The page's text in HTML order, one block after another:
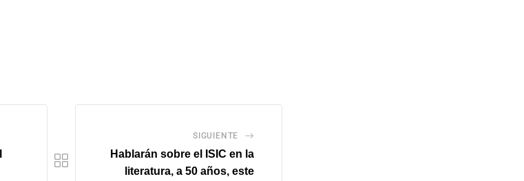
SIGUIENTE
Hablarán sobre el ISIC en la
literatura, a 50 años, este